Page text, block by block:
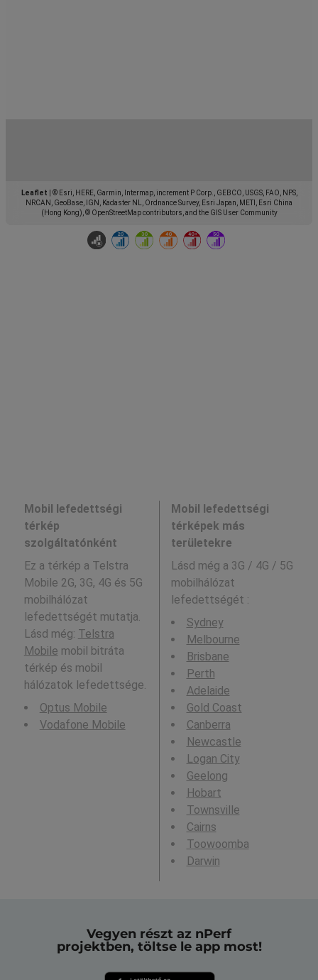
Leaflet
© Esri, HERE, Garmin, Intermap, increment P Corp., GEBCO, USGS, FAO, NPS,
NRCAN, GeoBase, IGN, Kadaster NL, Ordnance Survey, Esri Japan, METI, Esri China
(Hong Kong), © OpenStreetMap contributors, and the GIS User Community
Mobil lefedettségi
térkép
szolgáltatónként
Ez a térkép a Telstra
Mobile 2G, 3G, 4G és 5G
mobilhálózat
lefedettségét mutatja.
Lásd még: Telstra
Mobile mobil bitráta
térkép és mobil
hálózatok lefedettsége.
Optus Mobile
Vodafone Mobile
Mobil lefedettségi
térképek más
területekre
Lásd még a 3G / 4G / 5G
mobilhálózat
lefedettségét :
Sydney
Melbourne
Brisbane
Perth
Adelaide
Gold Coast
Canberra
Newcastle
Logan City
Geelong
Hobart
Townsville
Cairns
Toowoomba
Darwin
Vegyen részt az nPerf
projektben, töltse le app most!